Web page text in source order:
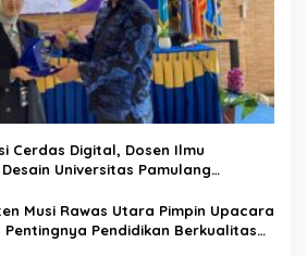
Cerdas Digital, Dosen Ilmu
Universitas Pamulang
Jawilan
Musi Rawas Utara Pimpin Upacara
Pentingnya Pendidikan Berkualitas